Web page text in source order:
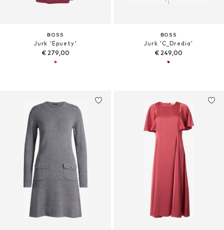
BOSS
Jurk 'Epuety'
€ 279,00
BOSS
Jurk 'C_Dredia'
€ 249,00